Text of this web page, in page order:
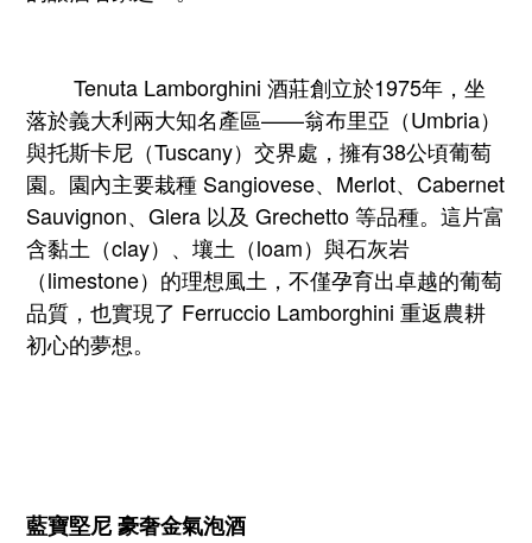
Tenuta Lamborghini 酒莊創立於1975年，坐
落於義大利兩大知名產區——翁布里亞（Umbria）
與托斯卡尼（Tuscany）交界處，擁有38公頃葡萄
園。園內主要栽種 Sangiovese、Merlot、Cabernet
Sauvignon、Glera 以及 Grechetto 等品種。這片富
含黏土（clay）、壤土（loam）與石灰岩
（limestone）的理想風土，不僅孕育出卓越的葡萄
品質，也實現了 Ferruccio Lamborghini 重返農耕
初心的夢想。
藍寶堅尼 豪奢金氣泡酒